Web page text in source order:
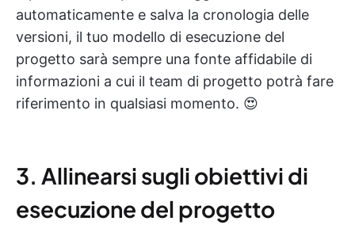
automaticamente e salva la cronologia delle
versioni, il tuo modello di esecuzione del
progetto sarà sempre una fonte affidabile di
informazioni a cui il team di progetto potrà fare
riferimento in qualsiasi momento. 😍
3. Allinearsi sugli obiettivi di
esecuzione del progetto